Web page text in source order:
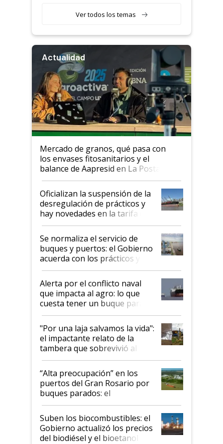
Ver todos los temas
Actualidad
Mercado de granos, qué pasa con
los envases fitosanitarios y el
balance de Aapresid en La Posta
Oficializan la suspensión de la
desregulación de prácticos y
hay novedades en la tarifa de
la hidrovía
Se normaliza el servicio de
buques y puertos: el Gobierno
acuerda con los prácticos y
suspende el decreto de
desregulación
Alerta por el conflicto naval
que impacta al agro: lo que
cuesta tener un buque parado
y el peligro de que Argentina
pase a ser "país sucio"
"Por una laja salvamos la vida":
el impactante relato de la
tambera que sobrevivió al
tornado
“Alta preocupación” en los
puertos del Gran Rosario por
buques parados: el
funcionamiento de las
exportadoras en tensión tras
la medida de fuerza de los
prácticos
Suben los biocombustibles: el
Gobierno actualizó los precios
del biodiésel y el bioetanol